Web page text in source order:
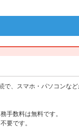
、スマホ・パソコンなど
手数料は無料です。
要です。